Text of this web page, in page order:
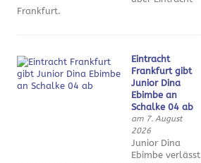
Frankfurt.
Eintracht
Frankfurt gibt
Junior Dina
Ebimbe an
Schalke 04 ab
am 7. August
2026
Junior Dina
Ebimbe verlässt